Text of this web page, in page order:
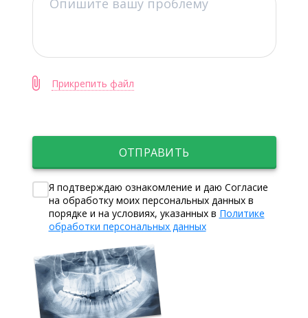
Прикрепить файл
ОТПРАВИТЬ
Я подтверждаю ознакомление и даю Согласие
на обработку моих персональных данных в
порядке и на условиях, указанных в Политике
обработки персональных данных